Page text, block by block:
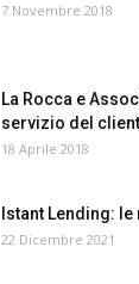
7 Novembre 2018
La Rocca e
servizio del
18 Aprile 2018
Istant Lending:
22 Dicembre 2021